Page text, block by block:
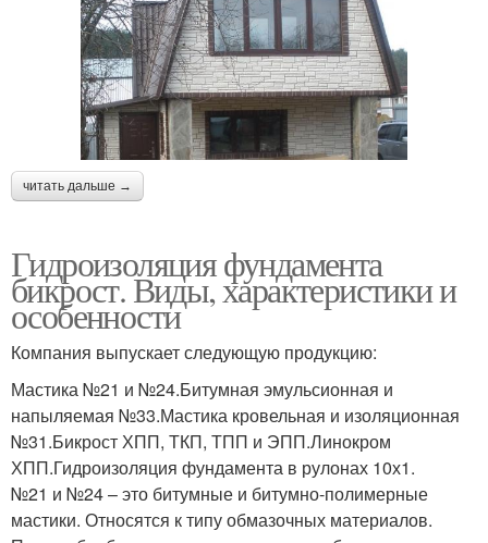
читать дальше →
Гидроизоляция фундамента
бикрост. Виды, характеристики и
особенности
Компания выпускает следующую продукцию:
Мастика №21 и №24.Битумная эмульсионная и
напыляемая №33.Мастика кровельная и изоляционная
№31.Бикрост ХПП, ТКП, ТПП и ЭПП.Линокром
ХПП.Гидроизоляция фундамента в рулонах 10х1.
№21 и №24 – это битумные и битумно-полимерные
мастики. Относятся к типу обмазочных материалов.